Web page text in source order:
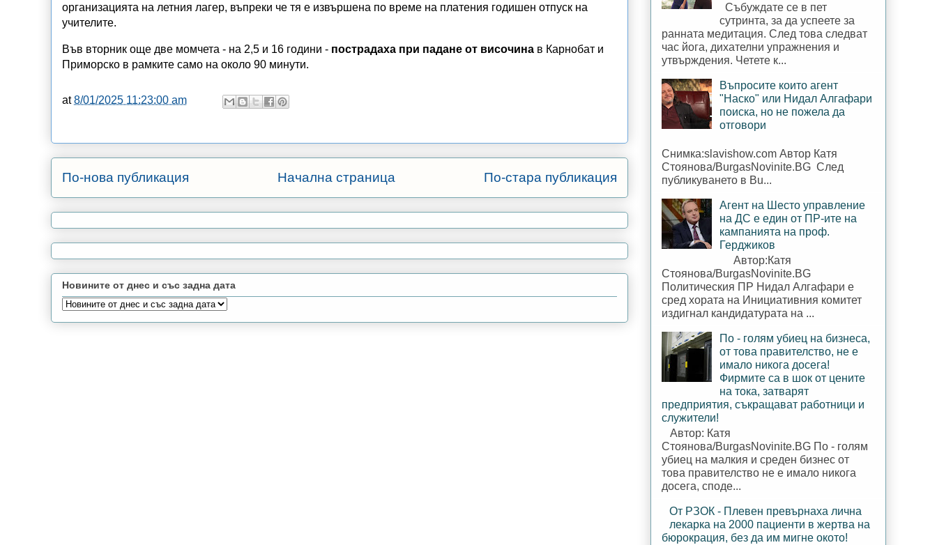
организацията на летния лагер, въпреки че тя е извършена по време на платения годишен отпуск на
учителите.
Във вторник още две момчета - на 2,5 и 16 години - пострадаха при падане от височина в Карнобат и
Приморско в рамките само на около 90 минути.
at8/01/2025 11:23:00 am
По-нова публикация По-стара публикация
Начална страница
Новините от днес и със задна дата
Събуждате се в пет
сутринта, за да успеете за
ранната медитация. След това следват
час йога, дихателни упражнения и
утвърждения. Четете к...
Въпросите които агент
"Наско" или Нидал Алгафари
поиска, но не пожела да
отговори
Снимка:slavishow.com Автор Катя
Стоянова/BurgasNovinite.BG След
публикуването в Bu...
Агент на Шесто управление
на ДС е един от ПР-ите на
кампанията на проф.
Герджиков
Автор:Катя
Стоянова/BurgasNovinite.BG
Политическия ПР Нидал Алгафари е
сред хората на Инициативния комитет
издигнал кандидатурата на ...
По - голям убиец на бизнеса,
от това правителство, не е
имало никога досега!
Фирмите са в шок от цените
на тока, затварят
предприятия, съкращават работници и
служители!
Автор: Катя
Стоянова/BurgasNovinite.BG По - голям
убиец на малкия и среден бизнес от
това правителство не е имало никога
досега, споде...
От РЗОК - Плевен превърнаха лична
лекарка на 2000 пациенти в жертва на
бюрокрация, без да им мигне окото!